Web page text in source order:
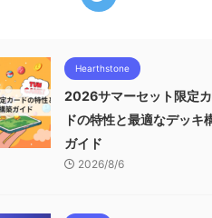
Hearthstone
2026サマーセット限定
ドの特性と最適なデッキ
ガイド
2026/8/6